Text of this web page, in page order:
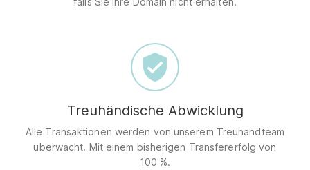
Treuhändische Abwicklung
Alle Transaktionen werden von unserem Treuhandteam
überwacht. Mit einem bisherigen Transfererfolg von
100 %.